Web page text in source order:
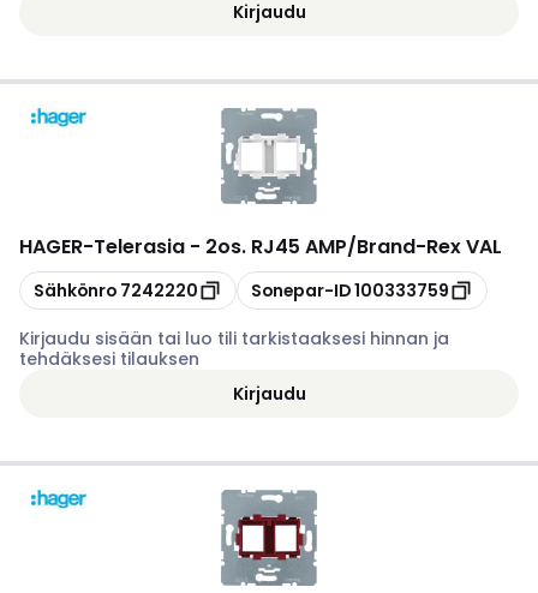
Kirjaudu
HAGER-Telerasia - 2os. RJ45 AMP/Brand-Rex VAL
Kopioi
Sähkönro 7242220 Kopioi
Sonepar-ID100333759
Kirjaudu sisään tai luo tili tarkistaaksesi hinnan ja
tehdäksesi tilauksen
Kirjaudu